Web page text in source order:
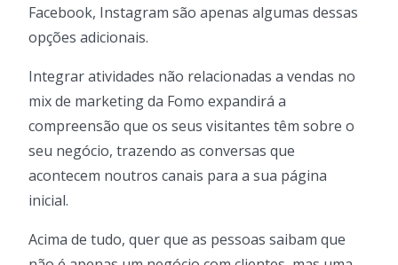
Facebook, Instagram são apenas algumas dessas
opções adicionais.
Integrar atividades não relacionadas a vendas no
mix de marketing da Fomo expandirá a
compreensão que os seus visitantes têm sobre o
seu negócio, trazendo as conversas que
acontecem noutros canais para a sua página
inicial.
Acima de tudo, quer que as pessoas saibam que